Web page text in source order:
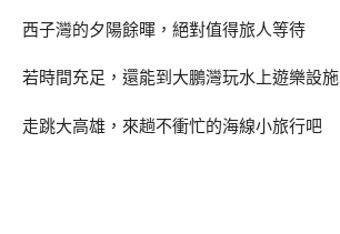
西子灣的夕陽餘暉，絕對值得旅人等待
若時間充足，還能到大鵬灣玩水上遊樂設施
走跳大高雄，來趟不衝忙的海線小旅行吧